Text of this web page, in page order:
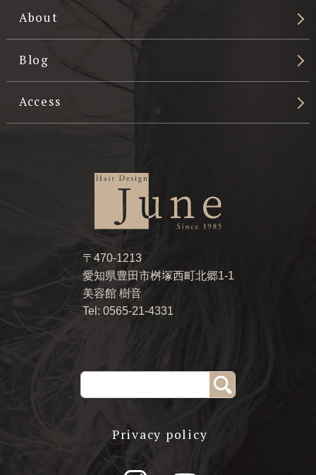
About
Blog
Access
〒470-1213
愛知県豊田市桝塚西町北郷1-1
美容館 樹音
Tel: 0565-21-4331
Privacy policy